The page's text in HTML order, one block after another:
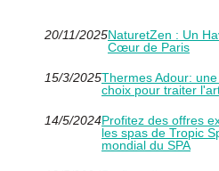
20/11/2025NaturetZen : Un
Cœur de Paris
15/3/2025Thermes Adour:
choix pour traiter
14/5/2024Profitez des offres
les spas de Tropic
mondial du SPA